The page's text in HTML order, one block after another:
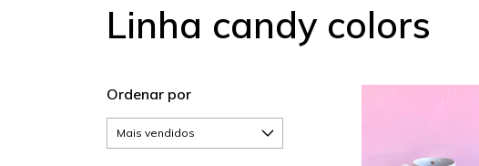
Linha candy colors
Ordenar por